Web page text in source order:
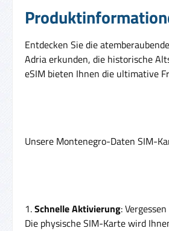
Entdecken Sie die
Adria erkunden, die historische
eSIM bieten Ihnen die ultimative
Unsere Montenegro-Daten SIM-
1.Schnelle Aktivierung:
Die physische SIM-Karte wird